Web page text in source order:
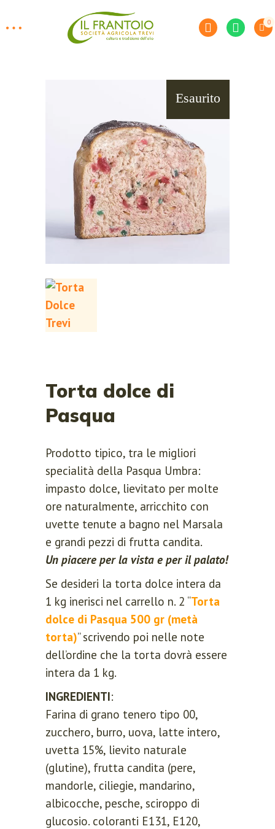
0
Esaurito
Torta dolce di
Pasqua
Prodotto tipico, tra le migliori
specialità della Pasqua Umbra:
impasto dolce, lievitato per molte
ore naturalmente, arricchito con
uvette tenute a bagno nel Marsala
e grandi pezzi di frutta candita.
Un piacere per la vista e per il palato!
Se desideri la torta dolce intera da
1 kg inerisci nel carrello n. 2 “Torta
dolce di Pasqua 500 gr (metà
torta)” scrivendo poi nelle note
dell’ordine che la torta dovrà essere
intera da 1 kg.
INGREDIENTI:
Farina di grano tenero tipo 00,
zucchero, burro, uova, latte intero,
uvetta 15%, lievito naturale
(glutine), frutta candita (pere,
mandorle, ciliegie, mandarino,
albicocche, pesche, sciroppo di
glucosio. coloranti E131, E120,